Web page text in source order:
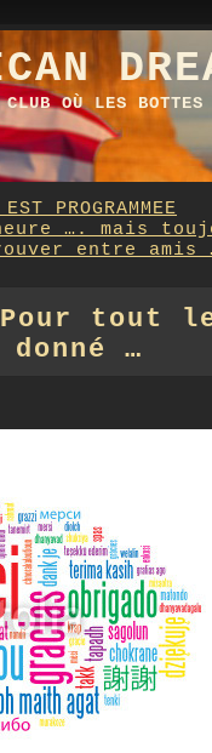
OÙ LES BOTTES
PROGRAMMEE
…. mais
entre amis
Pour tout
…